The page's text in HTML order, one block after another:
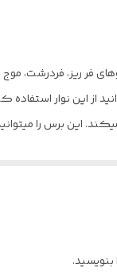
فر ریز، فردرشت،
از این نوار
این برس را